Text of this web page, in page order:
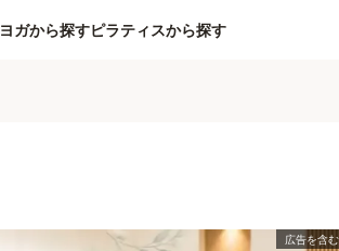
ヨガから探すピラティスから探す